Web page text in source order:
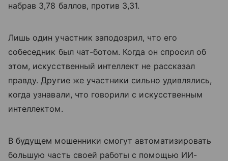
набрав 3,78 баллов, против 3,31.
Лишь один участник заподозрил, что его
собеседник был чат-ботом. Когда он спросил об
этом, искусственный интеллект не рассказал
правду. Другие же участники сильно удивлялись,
когда узнавали, что говорили с искусственным
интеллектом.
В будущем мошенники смогут автоматизировать
большую часть своей работы с помощью ИИ-